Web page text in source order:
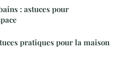
: astuces pour
pratiques pour la maison